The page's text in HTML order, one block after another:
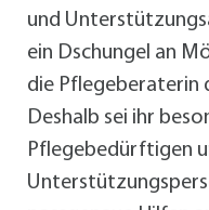
und
ein Dschungel an
die Pflegeberaterin
Deshalb sei ihr
Pflegebedürftigen